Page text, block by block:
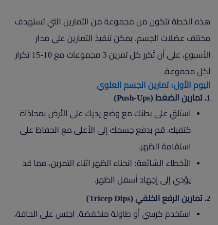
هذه الخطة تتكون من مجموعة من التمارين التي تستهدف
مختلف عضلات الجسم. يمكن تنفيذ التمارين على مدار
الأسبوع، على أن تُكرر كل تمرين 3 مجموعات مع 10-15 تكرار
لكل مجموعة.
اليوم الأول: تمارين الجسم العلوي
1. تمارين الضغط (Push-Ups)
استلقِ على بطنك مع وضع يديك على الأرض بمحاذاة
كتفيك. قم بدفع جسمك إلى الأعلى مع الحفاظ على
استقامة الظهر.
الأخطاء الشائعة: انحناء الظهر اثناء التمرين، مما قد
يؤدي إلى إجهاد أسفل الظهر.
2. تمارين الرفع الخلفي (Tricep Dips)
استخدم كرسي أو طاولة منخفضة. اجلس على الحافة،